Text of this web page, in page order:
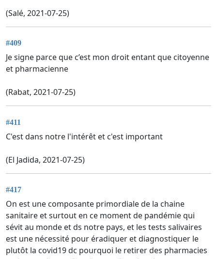
(Salé, 2021-07-25)
#409
Je signe parce que c’est mon droit entant que citoyenne
et pharmacienne
(Rabat, 2021-07-25)
#411
C'est dans notre l'intérêt et c'est important
(El Jadida, 2021-07-25)
#417
On est une composante primordiale de la chaine
sanitaire et surtout en ce moment de pandémie qui
sévit au monde et ds notre pays, et les tests salivaires
est une nécessité pour éradiquer et diagnostiquer le
plutôt la covid19 dc pourquoi le retirer des pharmacies